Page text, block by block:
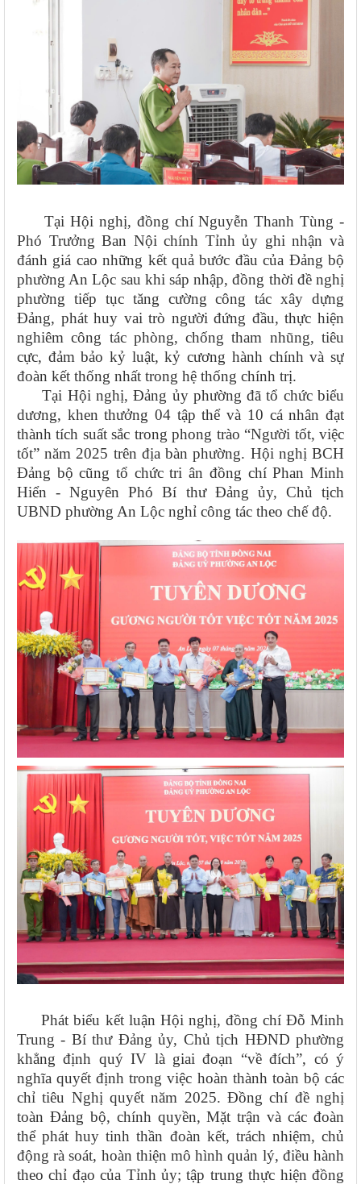
Tại Hội nghị, đồng chí Nguyễn Thanh Tùng -
Phó Trưởng Ban Nội chính Tỉnh ủy ghi nhận và
đánh giá cao những kết quả bước đầu của Đảng bộ
phường An Lộc sau khi sáp nhập, đồng thời đề nghị
phường tiếp tục tăng cường công tác xây dựng
Đảng, phát huy vai trò người đứng đầu, thực hiện
nghiêm công tác phòng, chống tham nhũng, tiêu
cực, đảm bảo kỷ luật, kỷ cương hành chính và sự
đoàn kết thống nhất trong hệ thống chính trị.
Tại Hội nghị, Đảng ủy phường đã tổ chức biểu
dương, khen thưởng 04 tập thể và 10 cá nhân đạt
thành tích suất sắc trong phong trào “Người tốt, việc
tốt” năm 2025 trên địa bàn phường. Hội nghị BCH
Đảng bộ cũng tổ chức tri ân đồng chí Phan Minh
Hiển - Nguyên Phó Bí thư Đảng ủy, Chủ tịch
UBND phường An Lộc nghỉ công tác theo chế độ.
Phát biểu kết luận Hội nghị, đồng chí Đỗ Minh
Trung - Bí thư Đảng ủy, Chủ tịch HĐND phường
khẳng định quý IV là giai đoạn “về đích”, có ý
nghĩa quyết định trong việc hoàn thành toàn bộ các
chỉ tiêu Nghị quyết năm 2025. Đồng chí đề nghị
toàn Đảng bộ, chính quyền, Mặt trận và các đoàn
thể phát huy tinh thần đoàn kết, trách nhiệm, chủ
động rà soát, hoàn thiện mô hình quản lý, điều hành
theo chỉ đạo của Tỉnh ủy; tập trung thực hiện đồng